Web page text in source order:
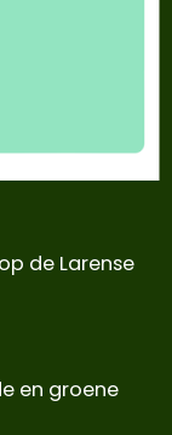
de Larense
en groene